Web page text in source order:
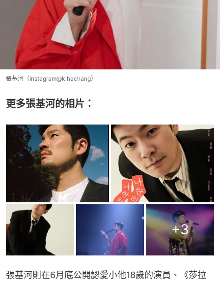
張基河（Instagram@kihachang）
更多張基河的相片：
+3
張基河則在6月底公開認愛小他18歲的演員、《莎拉